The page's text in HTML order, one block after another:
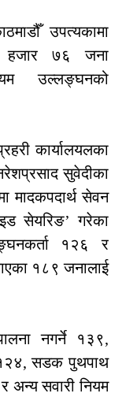
उपत्यकामा
हजार ७६ जना
उल्लङ्घनको
कार्यालयलका
सुवेदीका
मादकपदार्थ सेवन
सेयरिङ’ गरेका
१२६ र
१८९ जनालाई
नगर्ने १३९,
१२४, सडक पुथपाथ
अन्य सवारी नियम